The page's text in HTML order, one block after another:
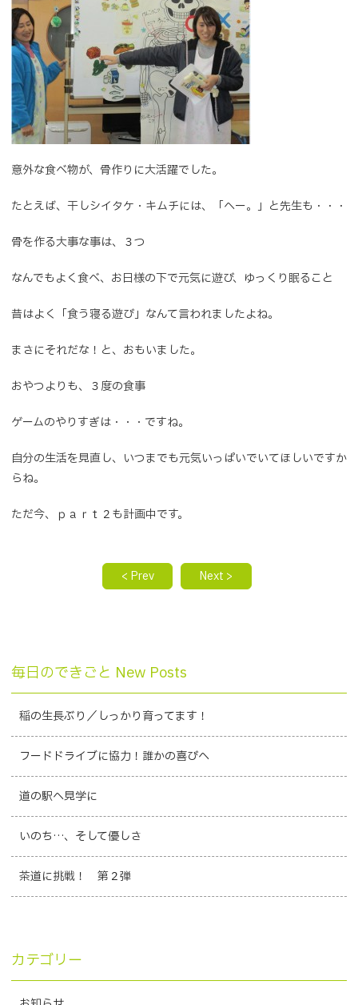
意外な食べ物が、骨作りに大活躍でした。
たとえば、干しシイタケ・キムチには、「へー。」と先生も・・・
骨を作る大事な事は、３つ
なんでもよく食べ、お日様の下で元気に遊び、ゆっくり眠ること
昔はよく「食う寝る遊び」なんて言われましたよね。
まさにそれだな！と、おもいました。
おやつよりも、３度の食事
ゲームのやりすぎは・・・ですね。
自分の生活を見直し、いつまでも元気いっぱいでいてほしいですか
らね。
ただ今、ｐａｒｔ２も計画中です。
< Prev Next >
毎日のできごと New Posts
稲の生長ぶり／しっかり育ってます！
フードドライブに協力！誰かの喜びへ
道の駅へ見学に
いのち…、そして優しさ
茶道に挑戦！ 第２弾
カテゴリー